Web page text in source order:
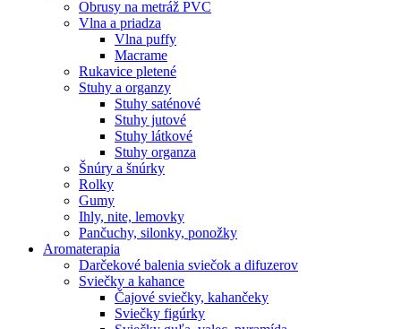
Obrusy na metráž PVC
Vlna a priadza
Vlna puffy
Macrame
Rukavice pletené
Stuhy a organzy
Stuhy saténové
Stuhy jutové
Stuhy látkové
Stuhy organza
Šnúry a šnúrky
Rolky
Gumy
Ihly, nite, lemovky
Pančuchy, silonky, ponožky
Aromaterapia
Darčekové balenia sviečok a difuzerov
Sviečky a kahance
Čajové sviečky, kahančeky
Sviečky figúrky